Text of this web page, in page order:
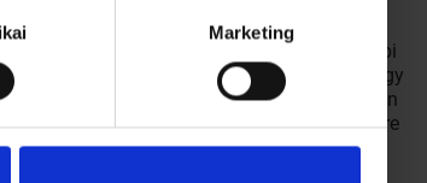
Marketing
okozhat. A terhesség minél korábbi
A későbbi szakaszban már nagy
a megszületett gyermek szervezetében
Az ilyen esetek szerencsére